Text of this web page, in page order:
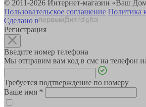
© 2011-2026 Интернет-магазин «Ваш
Пользовательское соглашение Политика
Сделано в
Регистрация
Введите номер телефона
Мы отправим вам код в смс на телефон
Требуется подтверждение по номеру
Ваше имя *